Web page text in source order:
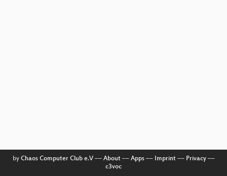
by Chaos Computer Club e.V–– About–– Apps–– Imprint–– Privacy––
c3voc